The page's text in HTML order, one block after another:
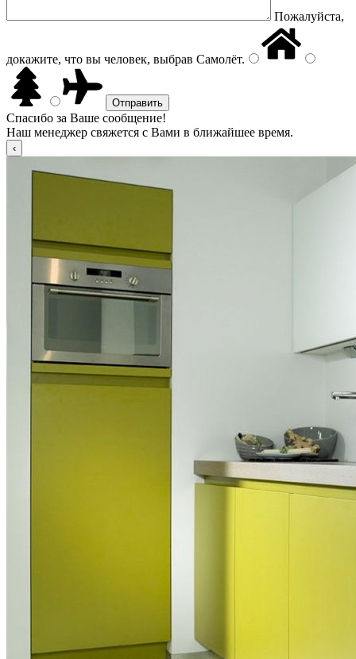
Пожалуйста,
докажите, что вы человек, выбрав Самолёт.
Спасибо за Ваше сообщение!
Наш менеджер свяжется с Вами в ближайшее время.